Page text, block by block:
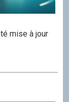
mise à jour